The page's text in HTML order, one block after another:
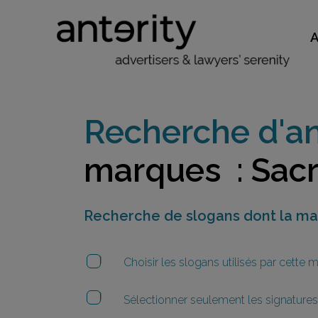
Recherche
marques :
Recherche de slogans dont la
Choisir les slogans utilisés par cette
Sélectionner seulement les